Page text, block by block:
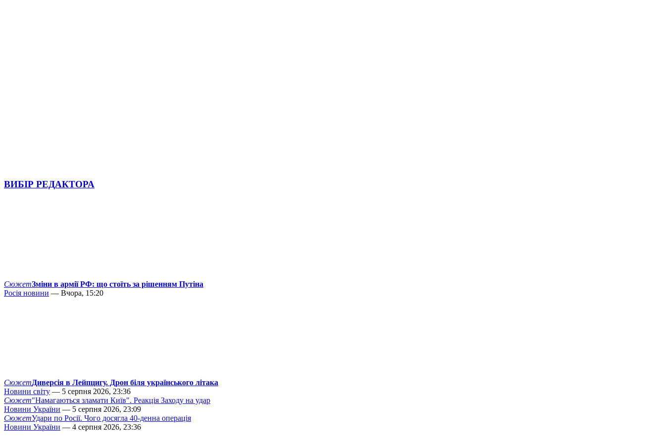
ВИБІР РЕДАКТОРА
СюжетЗміни в армії РФ: що стоїть за рішенням Путіна
Росія новини — Вчора, 15:20
СюжетДиверсія в Лейпцигу. Дрон біля українського літака
Новини світу — 5 серпня 2026, 23:36
Сюжет"Намагаються зламати Київ". Реакція Заходу на удар
Новини України — 5 серпня 2026, 23:09
СюжетУдари по Росії. Чого досягла 40-денна операція
Новини України — 4 серпня 2026, 23:36